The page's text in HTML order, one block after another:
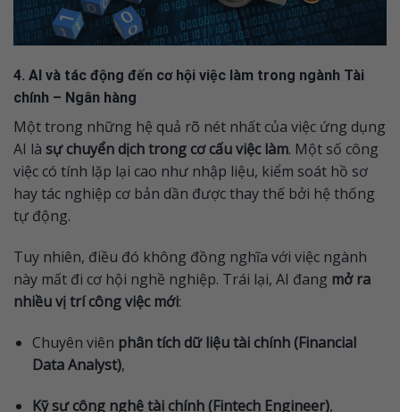
4. AI và tác động đến cơ hội việc làm trong ngành Tài
chính – Ngân hàng
Một trong những hệ quả rõ nét nhất của việc ứng dụng
AI là sự chuyển dịch trong cơ cấu việc làm. Một số công
việc có tính lặp lại cao như nhập liệu, kiểm soát hồ sơ
hay tác nghiệp cơ bản dần được thay thế bởi hệ thống
tự động.
Tuy nhiên, điều đó không đồng nghĩa với việc ngành
này mất đi cơ hội nghề nghiệp. Trái lại, AI đang mở ra
nhiều vị trí công việc mới:
Chuyên viên phân tích dữ liệu tài chính (Financial
Data Analyst),
Kỹ sư công nghệ tài chính (Fintech Engineer),